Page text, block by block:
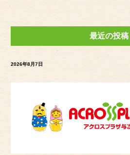
最近の投稿
2026年8月7日